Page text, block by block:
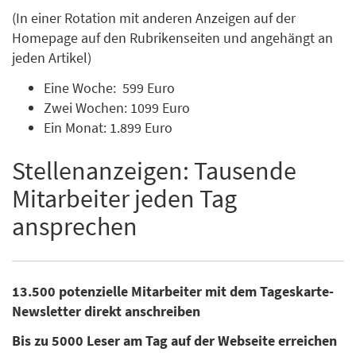
(In einer Rotation mit anderen Anzeigen auf der
Homepage auf den Rubrikenseiten und angehängt an
jeden Artikel)
Eine Woche: 599 Euro
Zwei Wochen: 1099 Euro
Ein Monat: 1.899 Euro
Stellenanzeigen: Tausende
Mitarbeiter jeden Tag
ansprechen
13.500 potenzielle Mitarbeiter mit dem Tageskarte-
Newsletter direkt anschreiben
Bis zu 5000 Leser am Tag auf der Webseite erreichen